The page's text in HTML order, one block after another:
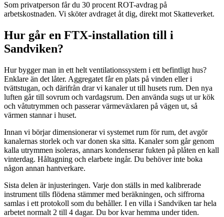
Som privatperson får du 30 procent ROT-avdrag på
arbetskostnaden. Vi sköter avdraget åt dig, direkt mot Skatteverket.
Hur går en FTX-installation till i
Sandviken?
Hur bygger man in ett helt ventilationssystem i ett befintligt hus?
Enklare än det låter. Aggregatet får en plats på vinden eller i
tvättstugan, och därifrån drar vi kanaler ut till husets rum. Den nya
luften går till sovrum och vardagsrum. Den använda sugs ut ur kök
och våtutrymmen och passerar värmeväxlaren på vägen ut, så
värmen stannar i huset.
Innan vi börjar dimensionerar vi systemet rum för rum, det avgör
kanalernas storlek och var donen ska sitta. Kanaler som går genom
kalla utrymmen isoleras, annars kondenserar fukten på plåten en kall
vinterdag. Håltagning och elarbete ingår. Du behöver inte boka
någon annan hantverkare.
Sista delen är injusteringen. Varje don ställs in med kalibrerade
instrument tills flödena stämmer med beräkningen, och siffrorna
samlas i ett protokoll som du behåller. I en villa i Sandviken tar hela
arbetet normalt 2 till 4 dagar. Du bor kvar hemma under tiden.